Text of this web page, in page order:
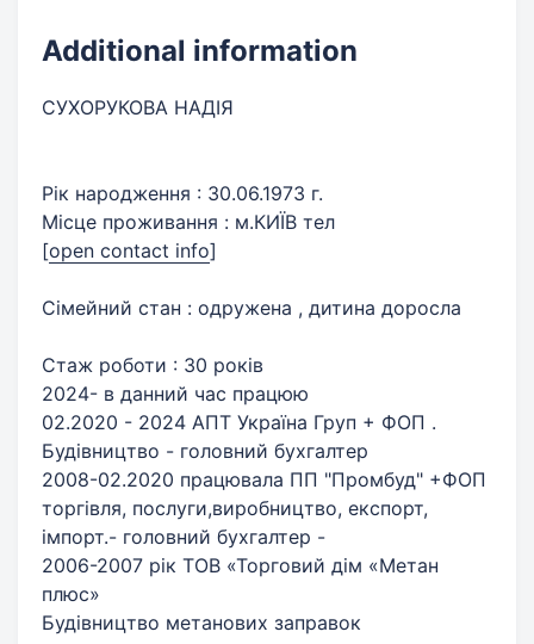
Additional information
СУХОРУКОВА НАДІЯ
Рік народження : 30.06.1973 г.
Місце проживання : м.КИЇВ тел
[open contact info]
Сімейний стан : одружена , дитина доросла
Стаж роботи : 30 років
2024- в данний час працюю
02.2020 - 2024 АПТ Україна Груп + ФОП .
Будівництво - головний бухгалтер
2008-02.2020 працювала ПП "Промбуд" +ФОП
торгівля, послуги,виробництво, експорт,
імпорт.- головний бухгалтер -
2006-2007 рік ТОВ «Торговий дім «Метан
плюс»
Будівництво метанових заправок